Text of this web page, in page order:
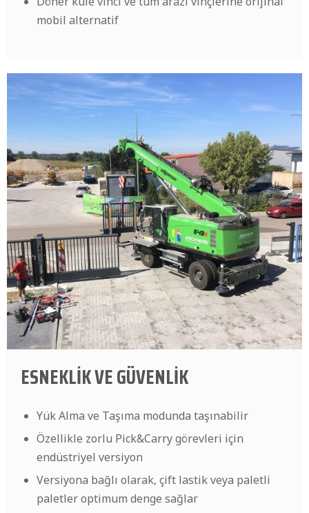
mobil alternatif
ESNEKLİK VE GÜVENLİK
Yük Alma ve Taşıma modunda taşınabilir
Özellikle zorlu Pick&Carry görevleri için
endüstriyel versiyon
Versiyona bağlı olarak, çift lastik veya paletli
paletler optimum denge sağlar